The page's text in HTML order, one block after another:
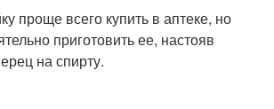
проще всего купить в аптеке, но
приготовить ее, настояв
на спирту.